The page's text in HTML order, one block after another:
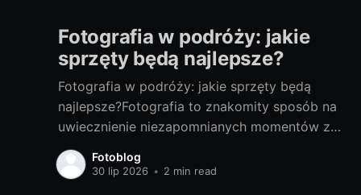
Fotografia w podróży: jakie
sprzęty będą najlepsze?
Fotografia w podróży: jakie sprzęty będą
najlepsze?Fotografia to znakomity sposób na
uwiecznienie niezapomnianych momentów z
podróży. Odpowiedni sprzęt fotograficzny to
klucz do tworzenia doskonałych zdjęć. Poniżej
Fotoblog
30 lip 2026 • 2 min read